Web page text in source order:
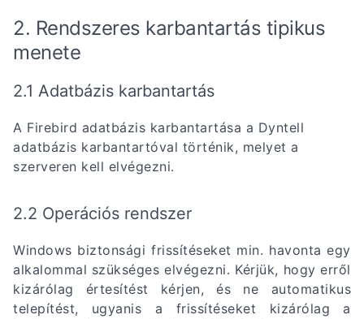
2. Rendszeres karbantartás tipikus
menete
2.1 Adatbázis karbantartás
A Firebird adatbázis karbantartása a Dyntell
adatbázis karbantartóval történik, melyet a
szerveren kell elvégezni.
2.2 Operációs rendszer
Windows biztonsági frissítéseket min. havonta egy
alkalommal szükséges elvégezni. Kérjük, hogy erről
kizárólag értesítést kérjen, és ne automatikus
telepítést, ugyanis a frissítéseket kizárólag a